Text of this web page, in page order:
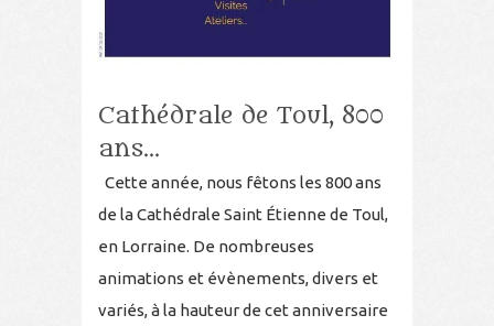
Cathédrale de Toul, 800
ans…
Cette année, nous fêtons les 800 ans
de la Cathédrale Saint Étienne de Toul,
en Lorraine. De nombreuses
animations et évènements, divers et
variés, à la hauteur de cet anniversaire